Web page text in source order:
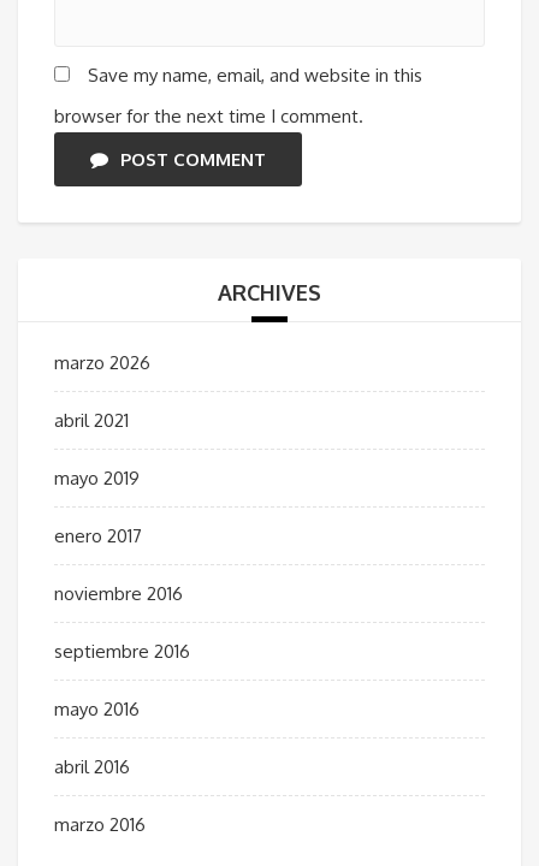
Save my name, email, and website in this
browser for the next time I comment.
POST COMMENT
ARCHIVES
marzo 2026
abril 2021
mayo 2019
enero 2017
noviembre 2016
septiembre 2016
mayo 2016
abril 2016
marzo 2016